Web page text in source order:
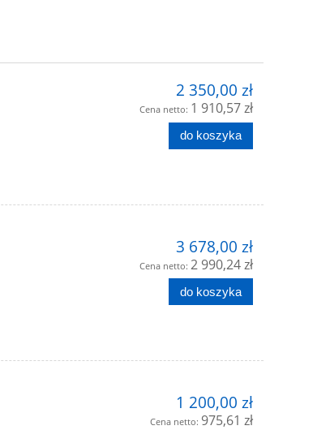
2 350,00 zł
Cena netto: 1 910,57 zł
do koszyka
3 678,00 zł
Cena netto: 2 990,24 zł
do koszyka
1 200,00 zł
Cena netto: 975,61 zł